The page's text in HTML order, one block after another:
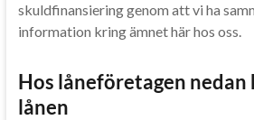
skuldfinansiering genom att vi ha
information kring ämnet här hos oss.
Hos låneföretagen nedan
lånen